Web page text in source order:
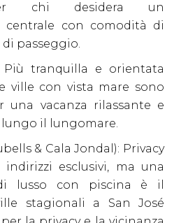
chi desidera un
centrale con comodità di
passeggio.
Più tranquilla e orientata
ville con vista mare sono
una vacanza rilassante e
il lungomare.
& Cala Jondal): Privacy
esclusivi, ma una
lusso con piscina è il
stagionali a San José